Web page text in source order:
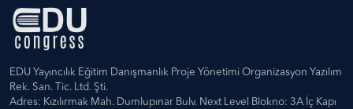
EDU Yayıncılık Eğitim Danışmanlık Proje Yönetimi Organizasyon Yazılım
Rek. San. Tic. Ltd. Şti.
Adres: Kızılırmak Mah. Dumlupınar Bulv. Next Level Blokno: 3A İç Kapı